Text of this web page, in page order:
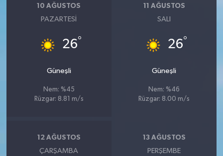
10 AĞUSTOS
PAZARTESI
26°
Güneşli
Nem: %45
Rüzgar: 8.81 m/s
11 AĞUSTOS
SALI
26°
Güneşli
Nem: %46
Rüzgar: 8.00 m/s
12 AĞUSTOS
ÇARŞAMBA
13 AĞUSTOS
PERŞEMBE